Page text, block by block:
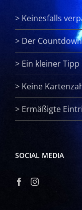
> Keinesfalls
> Der
> Ein kleiner
> Keine
> Ermäßigte
SOCIAL MEDIA